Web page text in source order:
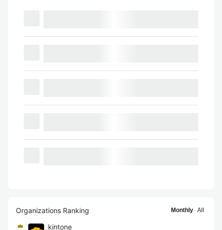
Organizations Ranking Monthly All
kintone